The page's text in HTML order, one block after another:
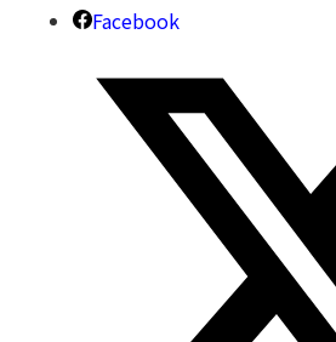
Facebook